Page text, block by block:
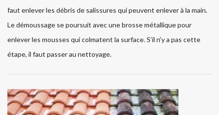
faut enlever les débris de salissures qui peuvent enlever à la main.
Le démoussage se poursuit avec une brosse métallique pour
enlever les mousses qui colmatent la surface. S’il n’y a pas cette
étape, il faut passer au nettoyage.